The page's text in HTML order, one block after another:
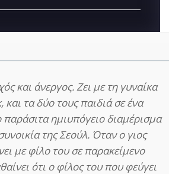
και άνεργος. Ζει με τη γυναίκα
τα δύο τους παιδιά σε ένα
ημιυπόγειο διαμέρισμα
της Σεούλ. Όταν ο γιος
με φίλο του σε παρακείμενο
ότι ο φίλος του που φεύγει